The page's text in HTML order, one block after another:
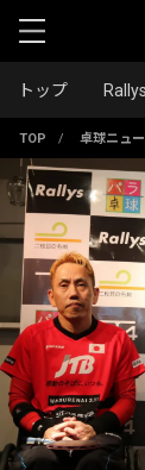
トップ
TOP / 卓球ニュ